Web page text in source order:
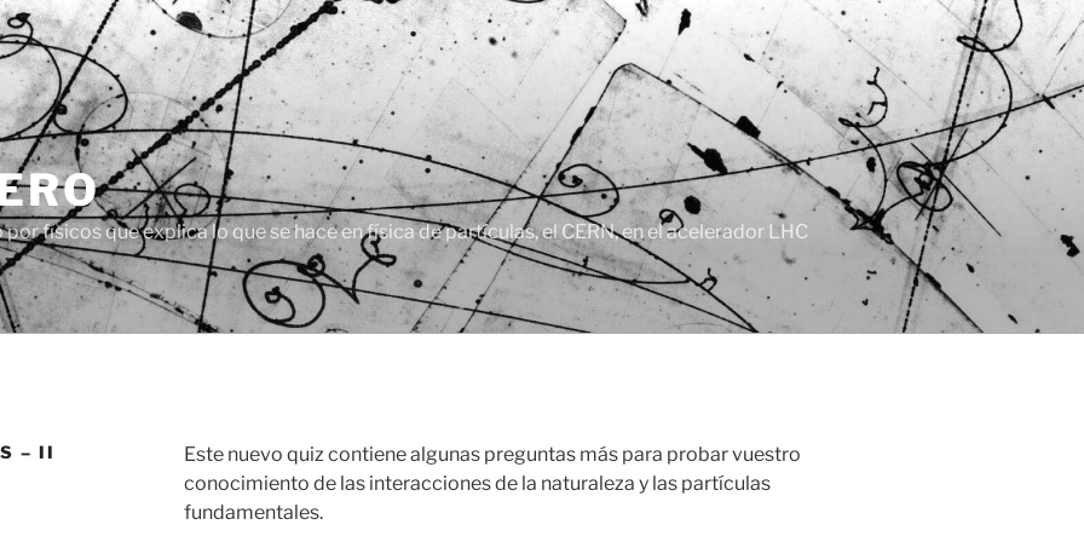
físicos que explica lo que se hace en física de partículas, el CERN, en el acelerador LHC
– II
Este nuevo quiz contiene algunas preguntas más para probar vuestro
conocimiento de las interacciones de la naturaleza y las partículas
fundamentales.